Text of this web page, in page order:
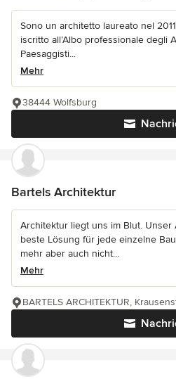
Sono un architetto laureato nel
iscritto all’Albo professionale degli
Paesaggisti...
Mehr
38444 Wolfsburg
Bartels Architektur
Architektur liegt uns im Blut. Unser
beste Lösung für jede einzelne
mehr aber auch nicht...
Mehr
BARTELS ARCHITEKTUR,